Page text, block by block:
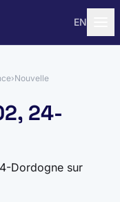
EN
›Nouvelle
24-
Dordogne sur